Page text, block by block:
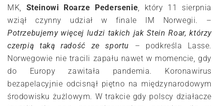
MK, Steinowi Roarze Pedersenie, który 11 sierpnia
wziął czynny udział w finale IM Norwegii. –
Potrzebujemy więcej ludzi takich jak Stein Roar, którzy
czerpią taką radość ze sportu
– podkreśla Lasse.
Norwegowie nie tracili zapału nawet w momencie, gdy
do Europy zawitała pandemia. Koronawirus
bezapelacyjnie odcisnął piętno na międzynarodowym
środowisku żużlowym. W trakcie gdy polscy działacze